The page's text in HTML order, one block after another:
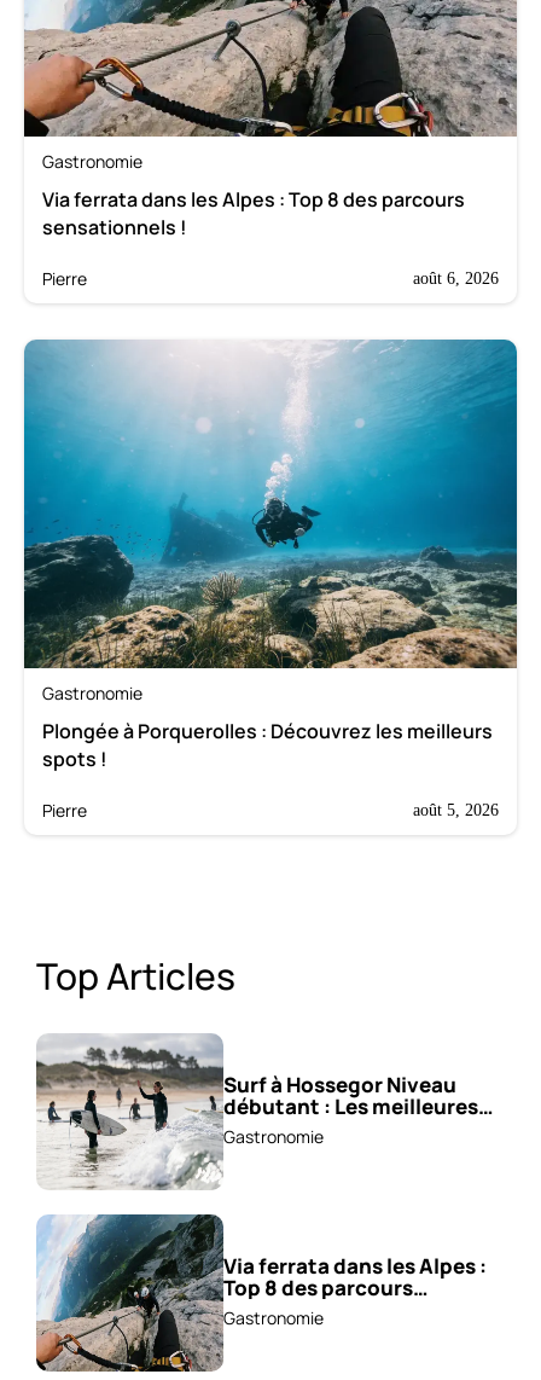
Gastronomie
Via ferrata dans les Alpes : Top 8 des parcours
sensationnels !
Pierre août 6, 2026
Gastronomie
Plongée à Porquerolles : Découvrez les meilleurs
spots !
Pierre août 5, 2026
Top Articles
Surf à Hossegor Niveau
débutant : Les meilleures
écoles !
Gastronomie
Via ferrata dans les Alpes :
Top 8 des parcours
sensationnels !
Gastronomie